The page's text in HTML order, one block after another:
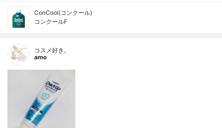
ConCool(コンクール)
コンクールF
コスメ好き。
amo